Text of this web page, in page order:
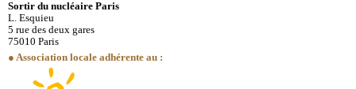
Sortir du nucléaire Paris
L. Esquieu
5 rue des deux gares
75010 Paris
● Association locale adhérente au :